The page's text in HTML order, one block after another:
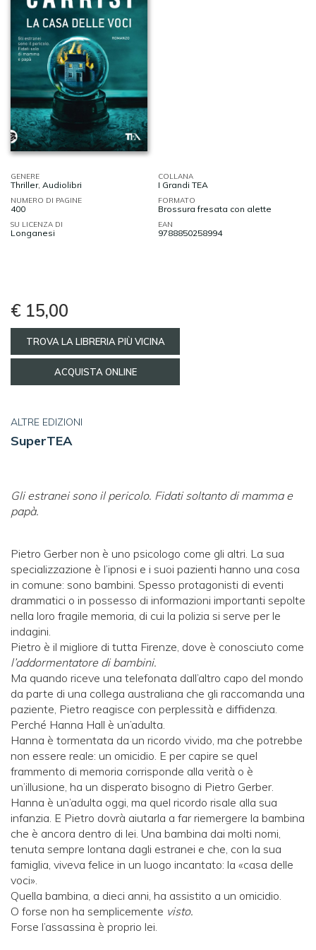
GENERE
Thriller, Audiolibri
COLLANA
I Grandi TEA
NUMERO DI PAGINE
400
FORMATO
Brossura fresata con alette
SU LICENZA DI
Longanesi
EAN
9788850258994
€ 15,00
TROVA LA LIBRERIA PIÙ VICINA
ACQUISTA ONLINE
ALTRE EDIZIONI
SuperTEA
Gli estranei sono il pericolo. Fidati soltanto di mamma e
papà.
Pietro Gerber non è uno psicologo come gli altri. La sua
specializzazione è l’ipnosi e i suoi pazienti hanno una cosa
in comune: sono bambini. Spesso protagonisti di eventi
drammatici o in possesso di informazioni importanti sepolte
nella loro fragile memoria, di cui la polizia si serve per le
indagini.
Pietro è il migliore di tutta Firenze, dove è conosciuto come
l’addormentatore di bambini.
Ma quando riceve una telefonata dall’altro capo del mondo
da parte di una collega australiana che gli raccomanda una
paziente, Pietro reagisce con perplessità e diffidenza.
Perché Hanna Hall è un’adulta.
Hanna è tormentata da un ricordo vivido, ma che potrebbe
non essere reale: un omicidio. E per capire se quel
frammento di memoria corrisponde alla verità o è
un’illusione, ha un disperato bisogno di Pietro Gerber.
Hanna è un’adulta oggi, ma quel ricordo risale alla sua
infanzia. E Pietro dovrà aiutarla a far riemergere la bambina
che è ancora dentro di lei. Una bambina dai molti nomi,
tenuta sempre lontana dagli estranei e che, con la sua
famiglia, viveva felice in un luogo incantato: la «casa delle
voci».
Quella bambina, a dieci anni, ha assistito a un omicidio.
O forse non ha semplicemente visto.
Forse l’assassina è proprio lei.